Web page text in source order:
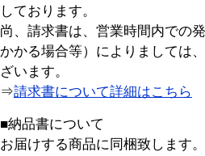
しております。
尚、請求書は、営業時間内での
かかる場合等）によりましては
ざいます。
⇒請求書について詳細はこちら
■納品書について
お届けする商品に同梱致します。